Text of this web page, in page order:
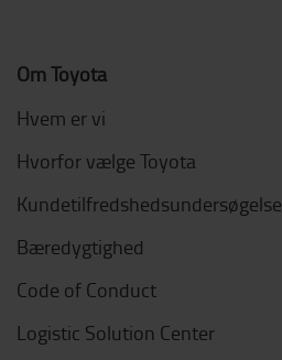
Om Toyota
Hvem er vi
Hvorfor vælge Toyota
Kundetilfredshedsundersøgelse
Bæredygtighed
Code of Conduct
Logistic Solution Center